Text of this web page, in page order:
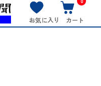
お気に入り カート